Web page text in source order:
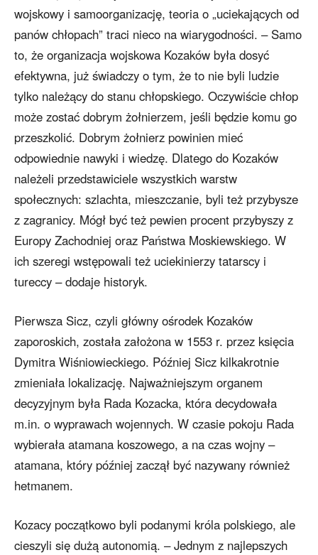
wojskowy i samoorganizację, teoria o „uciekających od
panów chłopach” traci nieco na wiarygodności. – Samo
to, że organizacja wojskowa Kozaków była dosyć
efektywna, już świadczy o tym, że to nie byli ludzie
tylko należący do stanu chłopskiego. Oczywiście chłop
może zostać dobrym żołnierzem, jeśli będzie komu go
przeszkolić. Dobrym żołnierz powinien mieć
odpowiednie nawyki i wiedzę. Dlatego do Kozaków
należeli przedstawiciele wszystkich warstw
społecznych: szlachta, mieszczanie, byli też przybysze
z zagranicy. Mógł być też pewien procent przybyszy z
Europy Zachodniej oraz Państwa Moskiewskiego. W
ich szeregi wstępowali też uciekinierzy tatarscy i
tureccy – dodaje historyk.
Pierwsza Sicz, czyli główny ośrodek Kozaków
zaporoskich, została założona w 1553 r. przez księcia
Dymitra Wiśniowieckiego. Później Sicz kilkakrotnie
zmieniała lokalizację. Najważniejszym organem
decyzyjnym była Rada Kozacka, która decydowała
m.in. o wyprawach wojennych. W czasie pokoju Rada
wybierała atamana koszowego, a na czas wojny –
atamana, który później zaczął być nazywany również
hetmanem.
Kozacy początkowo byli podanymi króla polskiego, ale
cieszyli się dużą autonomią. – Jednym z najlepszych